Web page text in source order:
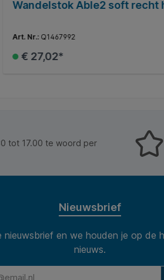
Wandelstok Able2 soft recht
Art. Nr.: Q1467992
€ 27,02*
tot 17.00 te woord per
Nieuwsbrief
nieuwsbrief en we houden je op de
nieuws.